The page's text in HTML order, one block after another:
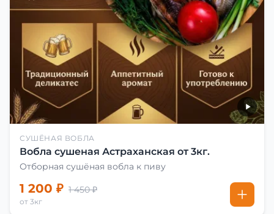
СУШЁНАЯ ВОБЛА
Вобла сушеная Астраханская от 3кг.
Отборная сушёная вобла к пиву
1 200 ₽ 1 450 ₽
от 3кг